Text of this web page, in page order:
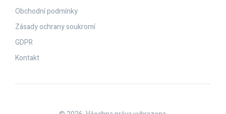
Obchodní podmínky
Zásady ochrany soukromí
GDPR
Kontakt